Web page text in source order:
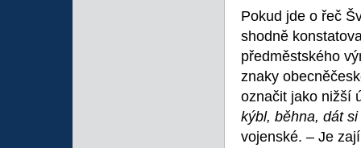
Pokud jde o řeč
shodně
předměstského
znaky
označit jako nižší
kýbl, běhna, dát
vojenské. – Je